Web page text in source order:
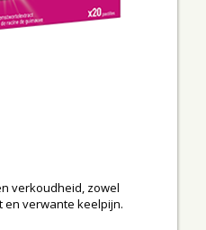
verkoudheid, zowel
en verwante keelpijn.